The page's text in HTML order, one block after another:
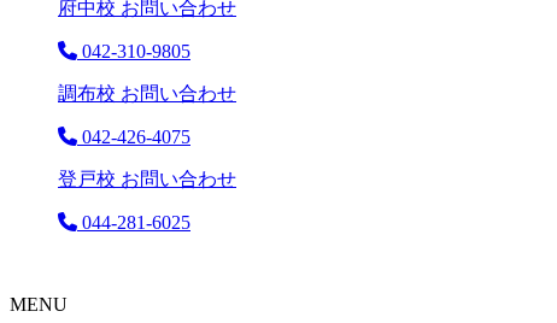
府中校 お問い合わせ
042-310-9805
調布校 お問い合わせ
042-426-4075
登戸校 お問い合わせ
044-281-6025
MENU